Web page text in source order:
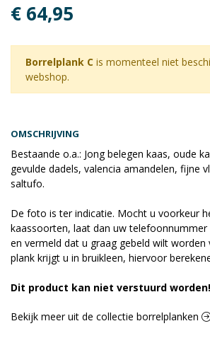
OMSCHRIJVING
Bestaande o.a.: Jong belegen kaas, oude
gevulde dadels, valencia amandelen, fijne
saltufo.
De foto is ter indicatie. Mocht u voorkeur
kaassoorten, laat dan uw
en vermeld dat u graag gebeld wilt worden
plank krijgt u in bruikleen, hiervoor
Dit product kan niet verstuurd worden!
€ 64,95
Borrelplank C is momenteel niet
webshop.
Bekijk meer uit de collectie borrelplanken